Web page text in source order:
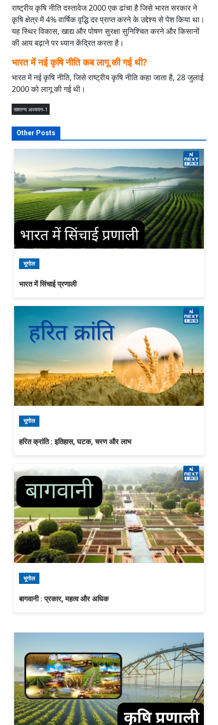
राष्ट्रीय कृषि नीति दस्तावेज 2000 एक ढांचा है जिसे भारत सरकार ने
कृषि क्षेत्र में 4% वार्षिक वृद्धि दर प्राप्त करने के उद्देश्य से पेश किया था।
यह स्थिर विकास, खाद्य और पोषण सुरक्षा सुनिश्चित करने और किसानों
की आय बढ़ाने पर ध्यान केंद्रित करता है।
भारत में नई कृषि नीति कब लागू की गई थी?
भारत में नई कृषि नीति, जिसे राष्ट्रीय कृषि नीति कहा जाता है, 28 जुलाई
2000 को लागू की गई थी।
सामान्य अध्ययन-1
Other Posts
भूगोल
भारत में सिंचाई प्रणाली
भूगोल
हरित क्रांति : इतिहास, घटक, चरण और लाभ
भूगोल
बागवानी : प्रकार, महत्व और अधिक